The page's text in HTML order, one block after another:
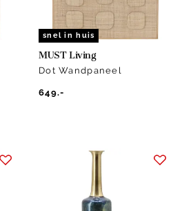
snel in huis
MUST Living
Dot Wandpaneel
649.-